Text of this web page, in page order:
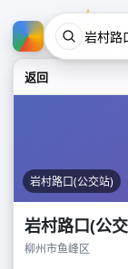
返回
岩村路口(公交站)
岩村路口(公
柳州市鱼峰区